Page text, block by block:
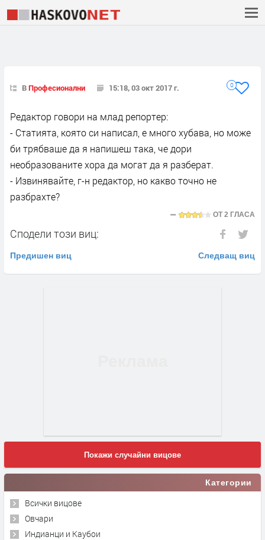
ВПрофесионални 15:18, 03 окт 2017 г. 0
Редактор говори на млад репортер:
- Статията, която си написал, е много хубава, но може
би трябваше да я напишеш така, че дори
необразованите хора да могат да я разберат.
- Извинявайте, г-н редактор, но какво точно не
разбрахте?
ОТ2 ГЛАСА
Сподели този виц:
Предишен виц Следващ виц
Покажи случайни вицове
Категории
Всички вицове
Овчари
Индианци и Каубои